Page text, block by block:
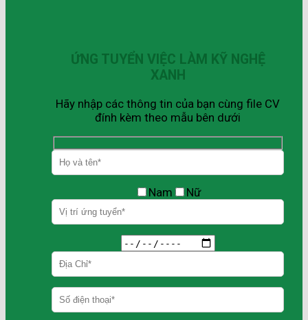
ỨNG TUYỂN VIỆC LÀM KỸ NGHỆ
XANH
Hãy nhập các thông tin của bạn cùng file CV
đính kèm theo mẫu bên dưới
Nam Nữ